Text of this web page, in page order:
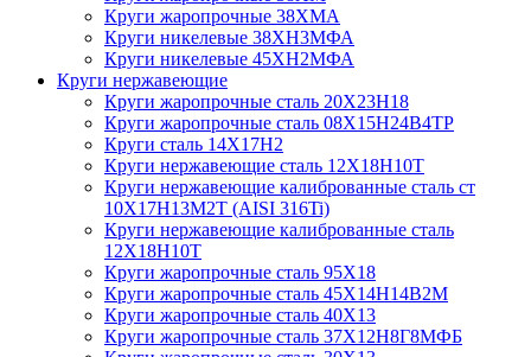
Круги жаропрочные 38ХМА
Круги никелевые 38XH3MФА
Круги никелевые 45ХН2МФА
Круги нержавеющие
Круги жаропрочные сталь 20Х23Н18
Круги жаропрочные сталь 08Х15Н24В4ТР
Круги сталь 14Х17Н2
Круги нержавеющие сталь 12Х18Н10Т
Круги нержавеющие калиброванные сталь ст
10Х17Н13М2Т (AISI 316Ti)
Круги нержавеющие калиброванные сталь
12Х18Н10Т
Круги жаропрочные сталь 95Х18
Круги жаропрочные сталь 45Х14Н14В2М
Круги жаропрочные сталь 40Х13
Круги жаропрочные сталь 37Х12Н8Г8МФБ